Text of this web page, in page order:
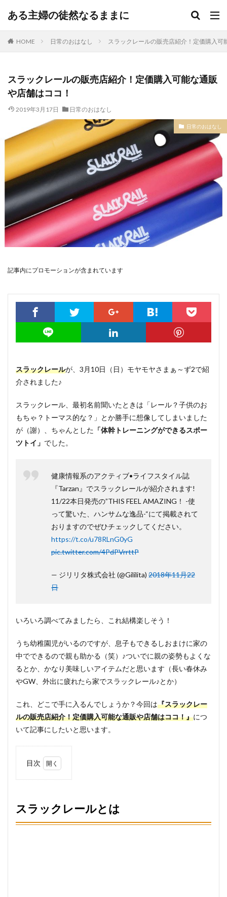
ある主婦の徒然なるままに
HOME 日常のおはなし スラックレールの販売店紹介！定価購入可
スラックレールの販売店紹介！定価購入可能な通販
や店舗はココ！
2019年3月17日 日常のおはなし
日常のおはなし
記事内にプロモーションが含まれています
スラックレールが、3月10日（日）モヤモヤさまぁ～ず2で紹
介されました♪
スラックレール、最初名前聞いたときは「レール？子供のお
もちゃ？トーマス的な？」とか勝手に想像してしまいました
が（謝）、ちゃんとした 「体幹トレーニングができるスポー
ツトイ」 でした。
健康情報系のアクティブ•ライフスタイル誌
『Tarzan』でスラックレールが紹介されます!
11/22本日発売の”THIS FEEL AMAZING！ -使
って驚いた、ハンサムな逸品-“にて掲載されて
おりますのでぜひチェックしてください。
https://t.co/u78RLnG0yG
pic.twitter.com/4PdPVrrttP
— ジリリタ株式会社 (@Gililita) 2018年11月22
日
いろいろ調べてみましたら、これ結構楽しそう！
うち幼稚園児がいるのですが、息子もできるしおまけに家の
中でできるので親も助かる（笑）♪ついでに親の姿勢もよくな
るとか、かなり美味しいアイテムだと思います（長い春休み
やGW、外出に疲れたら家でスラックレール♪とか）
これ、どこで手に入るんでしょうか？今回は『スラックレー
ルの販売店紹介！定価購入可能な通販や店舗はココ！』につ
いて記事にしたいと思います。
目次
レー
ルと
は
スラックレールとは